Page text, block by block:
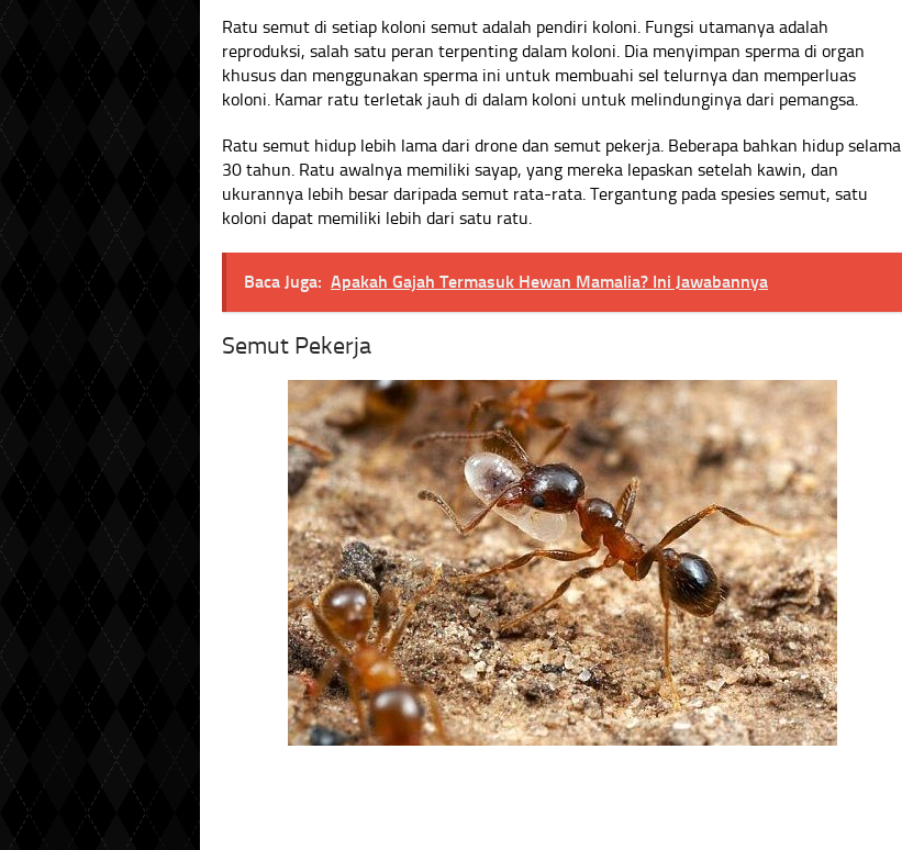
Ratu semut di setiap koloni semut adalah pendiri koloni. Fungsi utamanya adalah
reproduksi, salah satu peran terpenting dalam koloni. Dia menyimpan sperma di organ
khusus dan menggunakan sperma ini untuk membuahi sel telurnya dan memperluas
koloni. Kamar ratu terletak jauh di dalam koloni untuk melindunginya dari pemangsa.
Ratu semut hidup lebih lama dari drone dan semut pekerja. Beberapa bahkan hidup selama
30 tahun. Ratu awalnya memiliki sayap, yang mereka lepaskan setelah kawin, dan
ukurannya lebih besar daripada semut rata-rata. Tergantung pada spesies semut, satu
koloni dapat memiliki lebih dari satu ratu.
Baca Juga: Apakah Gajah Termasuk Hewan Mamalia? Ini Jawabannya
Semut Pekerja